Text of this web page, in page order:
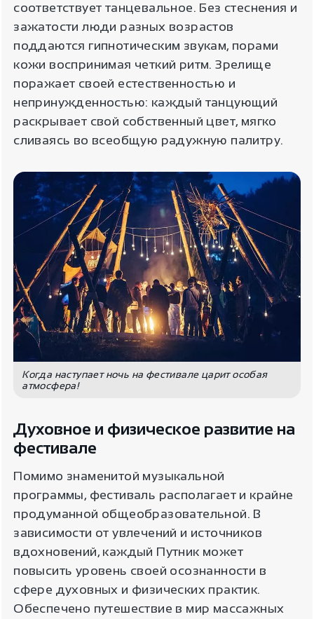
соответствует танцевальное. Без стеснения и
зажатости люди разных возрастов
поддаются гипнотическим звукам, порами
кожи воспринимая четкий ритм. Зрелище
поражает своей естественностью и
непринужденностью: каждый танцующий
раскрывает свой собственный цвет, мягко
сливаясь во всеобщую радужную палитру.
Когда наступает ночь на фестивале царит особая
атмосфера!
Духовное и физическое развитие на
фестивале
Помимо знаменитой музыкальной
программы, фестиваль располагает и крайне
продуманной общеобразовательной. В
зависимости от увлечений и источников
вдохновений, каждый Путник может
повысить уровень своей осознанности в
сфере духовных и физических практик.
Обеспечено путешествие в мир массажных